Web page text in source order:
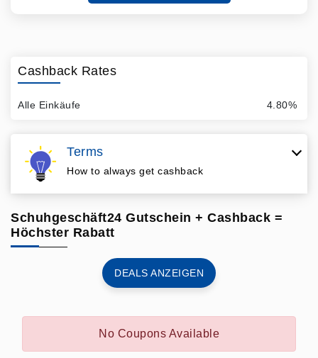
Cashback Rates
Alle Einkäufe 4.80%
Terms
How to always get cashback
Schuhgeschäft24 Gutschein + Cashback =
Höchster Rabatt
DEALS ANZEIGEN
No Coupons Available